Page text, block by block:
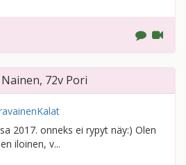
Nainen, 72v Pori
2017. onneks ei rypyt näy:) Olen
iloinen, v...